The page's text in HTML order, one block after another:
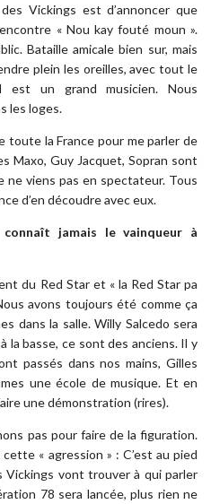
Vickings est d’annoncer que
« Nou kay fouté moun ».
Bataille amicale bien sur, mais
plein les oreilles, avec tout le
un grand musicien. Nous
les loges.
toute la France pour me parler de
Maxo, Guy Jacquet, Sopran sont
ne viens pas en spectateur. Tous
d’en découdre avec eux.
jamais le vainqueur à
du Red Star et « la Red Star pa
avons toujours été comme ça
dans la salle. Willy Salcedo sera
la basse, ce sont des anciens. Il y
passés dans nos mains, Gilles
une école de musique. Et en
une démonstration (rires).
pas pour faire de la figuration.
« agression » : C’est au pied
Vickings vont trouver à qui parler
78 sera lancée, plus rien ne